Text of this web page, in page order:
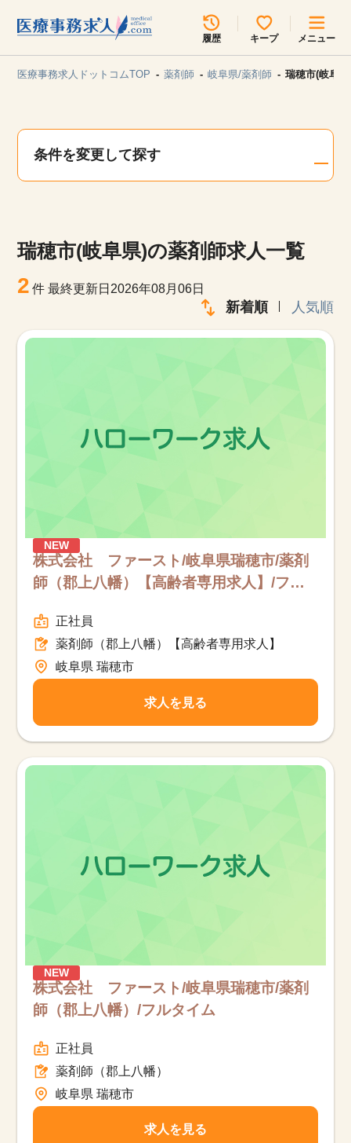
履歴 キープ メニュー
見学会・イベント情報
よくあるご質問
人材をお探しの医療機関・企業様
運営会社
医療事務求人ドットコムTOP 薬剤師 岐阜県/薬剤師 瑞穂市(岐阜
条件を変更して探す
瑞穂市(岐阜県)の薬剤師求人一覧
2 件最終更新日2026年08月06日
新着順 人気順
NEW
株式会社 ファースト/岐阜県瑞穂市/薬剤
師（郡上八幡）【高齢者専用求人】/フル
正社員
薬剤師（郡上八幡）【高齢者専用求人】
岐阜県 瑞穂市
求人を見る
NEW
株式会社 ファースト/岐阜県瑞穂市/薬剤
師（郡上八幡）/フルタイム
正社員
薬剤師（郡上八幡）
岐阜県 瑞穂市
求人を見る
所在地のエリアを選択してください
各支店担当よりご連絡させていただきます。
関東
甲信越・北陸 中国・四国